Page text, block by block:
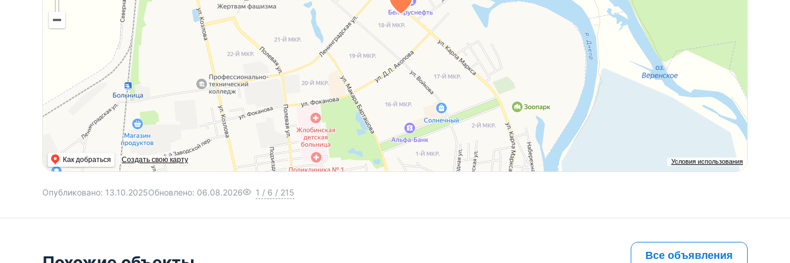
Условия использования
Как добраться Создать свою карту
Опубликовано: 13.10.2025Обновлено: 06.08.2026 1 / 6 / 215
Все объявления